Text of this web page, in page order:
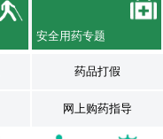
安全用药专题
药品打假
网上购药指导